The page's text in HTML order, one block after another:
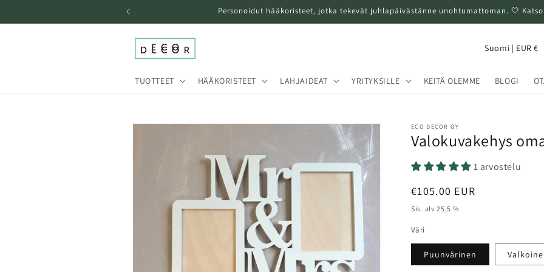
sisältöön
Personoidut hääkoristeet, jotka tekevät juhlapäivästänne unohtumattoman. 🤍
TUOTTEET HÄÄKORISTEET LAHJAIDEAT YRITYKSILLE KEITÄ OLEMME BLOGI
M
a
l
e
Suomi | EUR €
ECO DECOR OY
Valokuvakehys
1 arvostelu
Normaalihinta
€105.00 EUR
Sis. alv 25,5 %
Väri
Puunvärinen